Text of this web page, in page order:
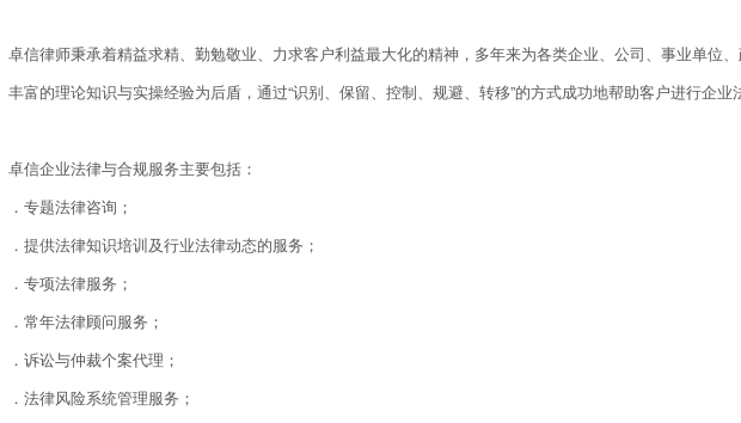
卓信律师秉承着精益求精、勤勉敬业、力求客户利益最大化的精神，多年来为各类企业、公司、事业单位
丰富的理论知识与实操经验为后盾，通过“识别、保留、控制、规避、转移”的方式成功地帮助客户进行企业
卓信企业法律与合规服务主要包括：
．专题法律咨询；
．提供法律知识培训及行业法律动态的服务；
．专项法律服务；
．常年法律顾问服务；
．诉讼与仲裁个案代理；
．法律风险系统管理服务；